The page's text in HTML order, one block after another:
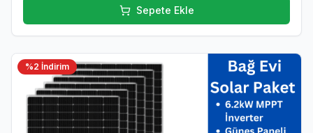
Sepete Ekle
%2 İndirim